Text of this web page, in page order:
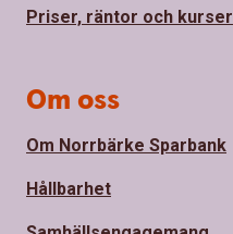
Priser, räntor och kurser
Om oss
Om Norrbärke Sparbank
Hållbarhet